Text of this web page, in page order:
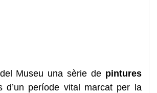
Museu una sèrie de pintures
d’un període vital marcat per la